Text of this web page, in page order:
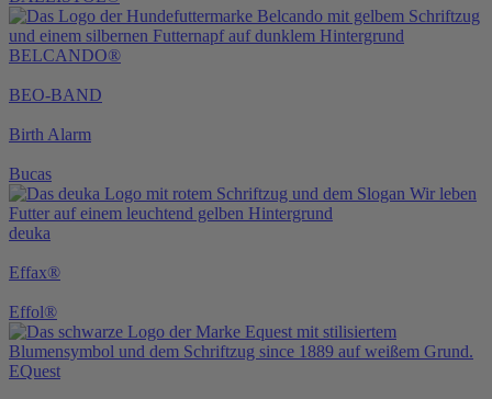
BELCANDO®
BEO-BAND
Birth Alarm
Bucas
deuka
Effax®
Effol®
EQuest